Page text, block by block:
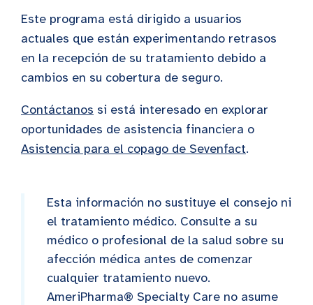
Este programa está dirigido a usuarios
actuales que están experimentando retrasos
en la recepción de su tratamiento debido a
cambios en su cobertura de seguro.
Contáctanos si está interesado en explorar
oportunidades de asistencia financiera o
Asistencia para el copago de Sevenfact.
Esta información no sustituye el consejo ni
el tratamiento médico. Consulte a su
médico o profesional de la salud sobre su
afección médica antes de comenzar
cualquier tratamiento nuevo.
AmeriPharma® Specialty Care no asume